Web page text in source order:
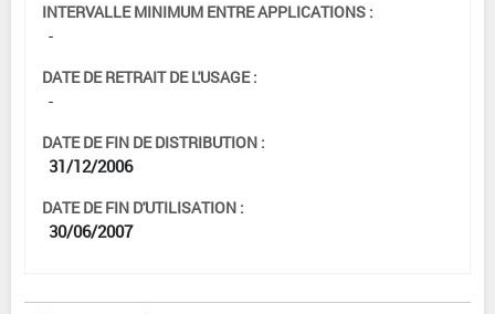
INTERVALLE MINIMUM ENTRE APPLICATIONS :
-
DATE DE RETRAIT DE L'USAGE :
-
DATE DE FIN DE DISTRIBUTION :
31/12/2006
DATE DE FIN D'UTILISATION :
30/06/2007